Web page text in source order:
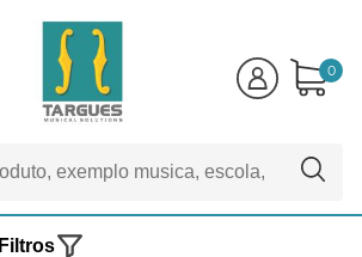
0
Filtros